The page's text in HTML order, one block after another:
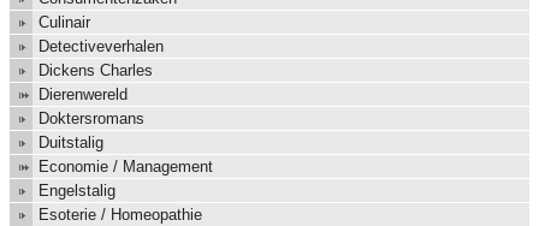
Culinair
Detectiveverhalen
Dickens Charles
Dierenwereld
Doktersromans
Duitstalig
Economie / Management
Engelstalig
Esoterie / Homeopathie